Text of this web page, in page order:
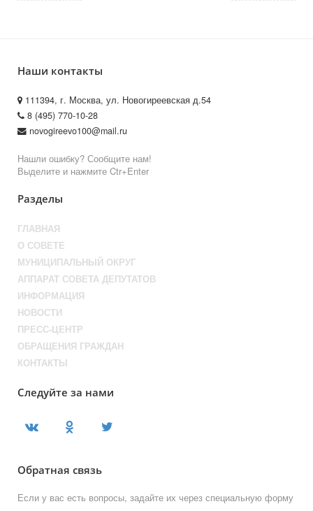
Наши контакты
111394, г. Москва, ул. Новогиреевская д.54
8 (495) 770-10-28
novogireevo100@mail.ru
Нашли ошибку? Сообщите нам!
Выделите и нажмите Ctr+Enter
Разделы
ГЛАВНАЯ
О СОВЕТЕ
МУНИЦИПАЛЬНЫЙ ОКРУГ
АППАРАТ СОВЕТА ДЕПУТАТОВ
ИНФОРМАЦИЯ
НОВОСТИ
ПРЕСС-ЦЕНТР
ОБРАЩЕНИЯ ГРАЖДАН
КОНТАКТЫ
Следуйте за нами
Обратная связь
Если у вас есть вопросы, задайте их через специальную форму